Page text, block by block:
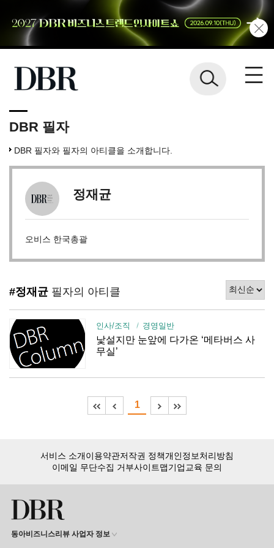
DBR 필자
DBR 필자와 필자의 아티클을 소개합니다.
정재균
오비스 한국총괄
#정재균 필자의 아티클
인사/조직 경영일반
낯설지만 눈앞에 다가온 ‘메타버스 사
무실’
1
서비스 소개이용약관저작권 정책개인정보처리방침
이메일 무단수집 거부사이트맵기업교육 문의
동아비즈니스리뷰 사업자 정보